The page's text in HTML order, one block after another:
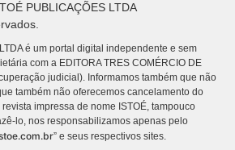
PUBLICAÇÕES LTDA
é um portal digital independente e sem
com a EDITORA TRES COMÉRCIO DE
judicial). Informamos também que não
também não oferecemos cancelamento do
impressa de nome ISTOÉ, tampouco
lo, nos responsabilizamos apenas pelo
” e seus respectivos sites.